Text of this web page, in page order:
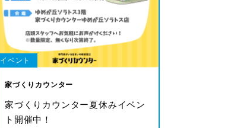
イベント
家づくりカウンター
家づくりカウンター夏休みイベン
ト開催中！